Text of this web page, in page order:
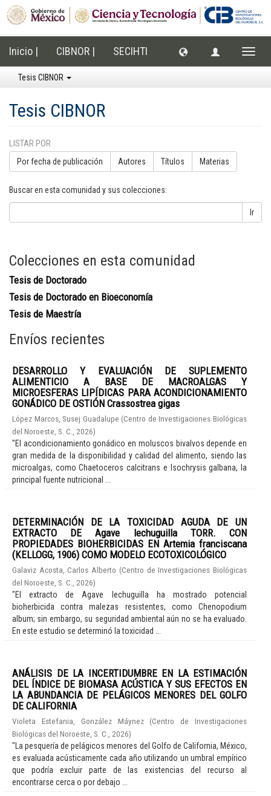
Inicio | CIBNOR | SECIHTI
Tesis CIBNOR
Tesis CIBNOR
LISTAR POR
Por fecha de publicación Autores Títulos Materias
Buscar en esta comunidad y sus colecciones:
Ir
Colecciones en esta comunidad
Tesis de Doctorado
Tesis de Doctorado en Bioeconomía
Tesis de Maestría
Envíos recientes
DESARROLLO Y EVALUACIÓN DE SUPLEMENTO
ALIMENTICIO A BASE DE MACROALGAS Y
MICROESFERAS LIPÍDICAS PARA ACONDICIONAMIENTO
GONÁDICO DE OSTIÓN Crassostrea gigas
López Marcos, Susej Guadalupe (Centro de Investigaciones Biológicas
del Noroeste, S. C.
2026)
"El acondicionamiento gonádico en moluscos bivalvos depende en
gran medida de la disponibilidad y calidad del alimento, siendo las
microalgas, como Chaetoceros calcitrans e Isochrysis galbana, la
principal fuente nutricional ...
DETERMINACIÓN DE LA TOXICIDAD AGUDA DE UN
EXTRACTO DE Agave lechuguilla TORR. CON
PROPIEDADES BIOHERBICIDAS EN Artemia franciscana
(KELLOGG, 1906) COMO MODELO ECOTOXICOLÓGICO
Galaviz Acosta, Carlos Alberto (Centro de Investigaciones Biológicas
del Noroeste, S. C.
2026)
"El extracto de Agave lechuguilla ha mostrado potencial
bioherbicida contra malezas resistentes, como Chenopodium
album; sin embargo, su seguridad ambiental aún no se ha evaluado.
En este estudio se determinó la toxicidad ...
ANÁLISIS DE LA INCERTIDUMBRE EN LA ESTIMACIÓN
DEL ÍNDICE DE BIOMASA ACÚSTICA Y SUS EFECTOS EN
LA ABUNDANCIA DE PELÁGICOS MENORES DEL GOLFO
DE CALIFORNIA
Violeta Estefania, González Máynez (Centro de Investigaciones
Biológicas del Noroeste, S. C.
2026)
"La pesquería de pelágicos menores del Golfo de California, México,
es evaluada acústicamente cada año utilizando un umbral empírico
que podría excluir parte de las existencias del recurso al
encontrarse cerca o por debajo ...